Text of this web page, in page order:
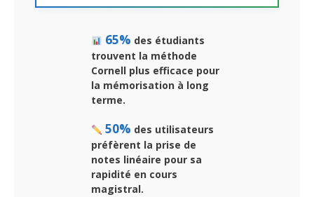
65% des étudiants
trouvent la méthode
Cornell plus efficace pour
la mémorisation à long
terme.
50% des utilisateurs
préfèrent la prise de
notes linéaire pour sa
rapidité en cours
magistral.